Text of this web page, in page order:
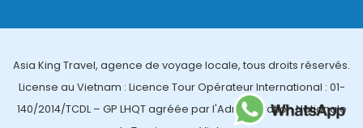
Asia King Travel, agence de voyage locale, tous droits réservés.
License au Vietnam : Licence Tour Opérateur International : 01-
140/2014/TCDL – GP LHQT agréée par l'Administration Nationale